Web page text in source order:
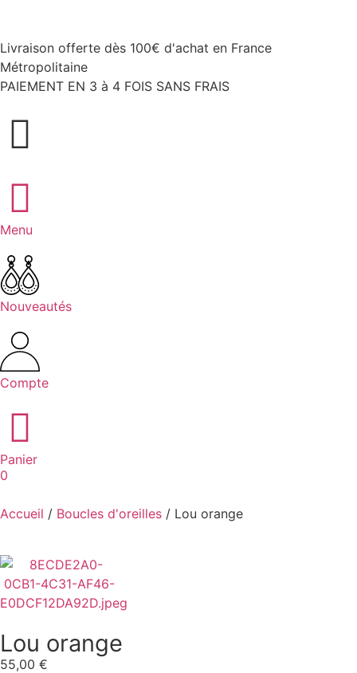
Livraison offerte dès 100€ d'achat en France
Métropolitaine
PAIEMENT EN 3 à 4 FOIS SANS FRAIS
Menu
Nouveautés
Compte
Panier
0
Accueil / Boucles d'oreilles / Lou orange
Lou orange
55,00 €